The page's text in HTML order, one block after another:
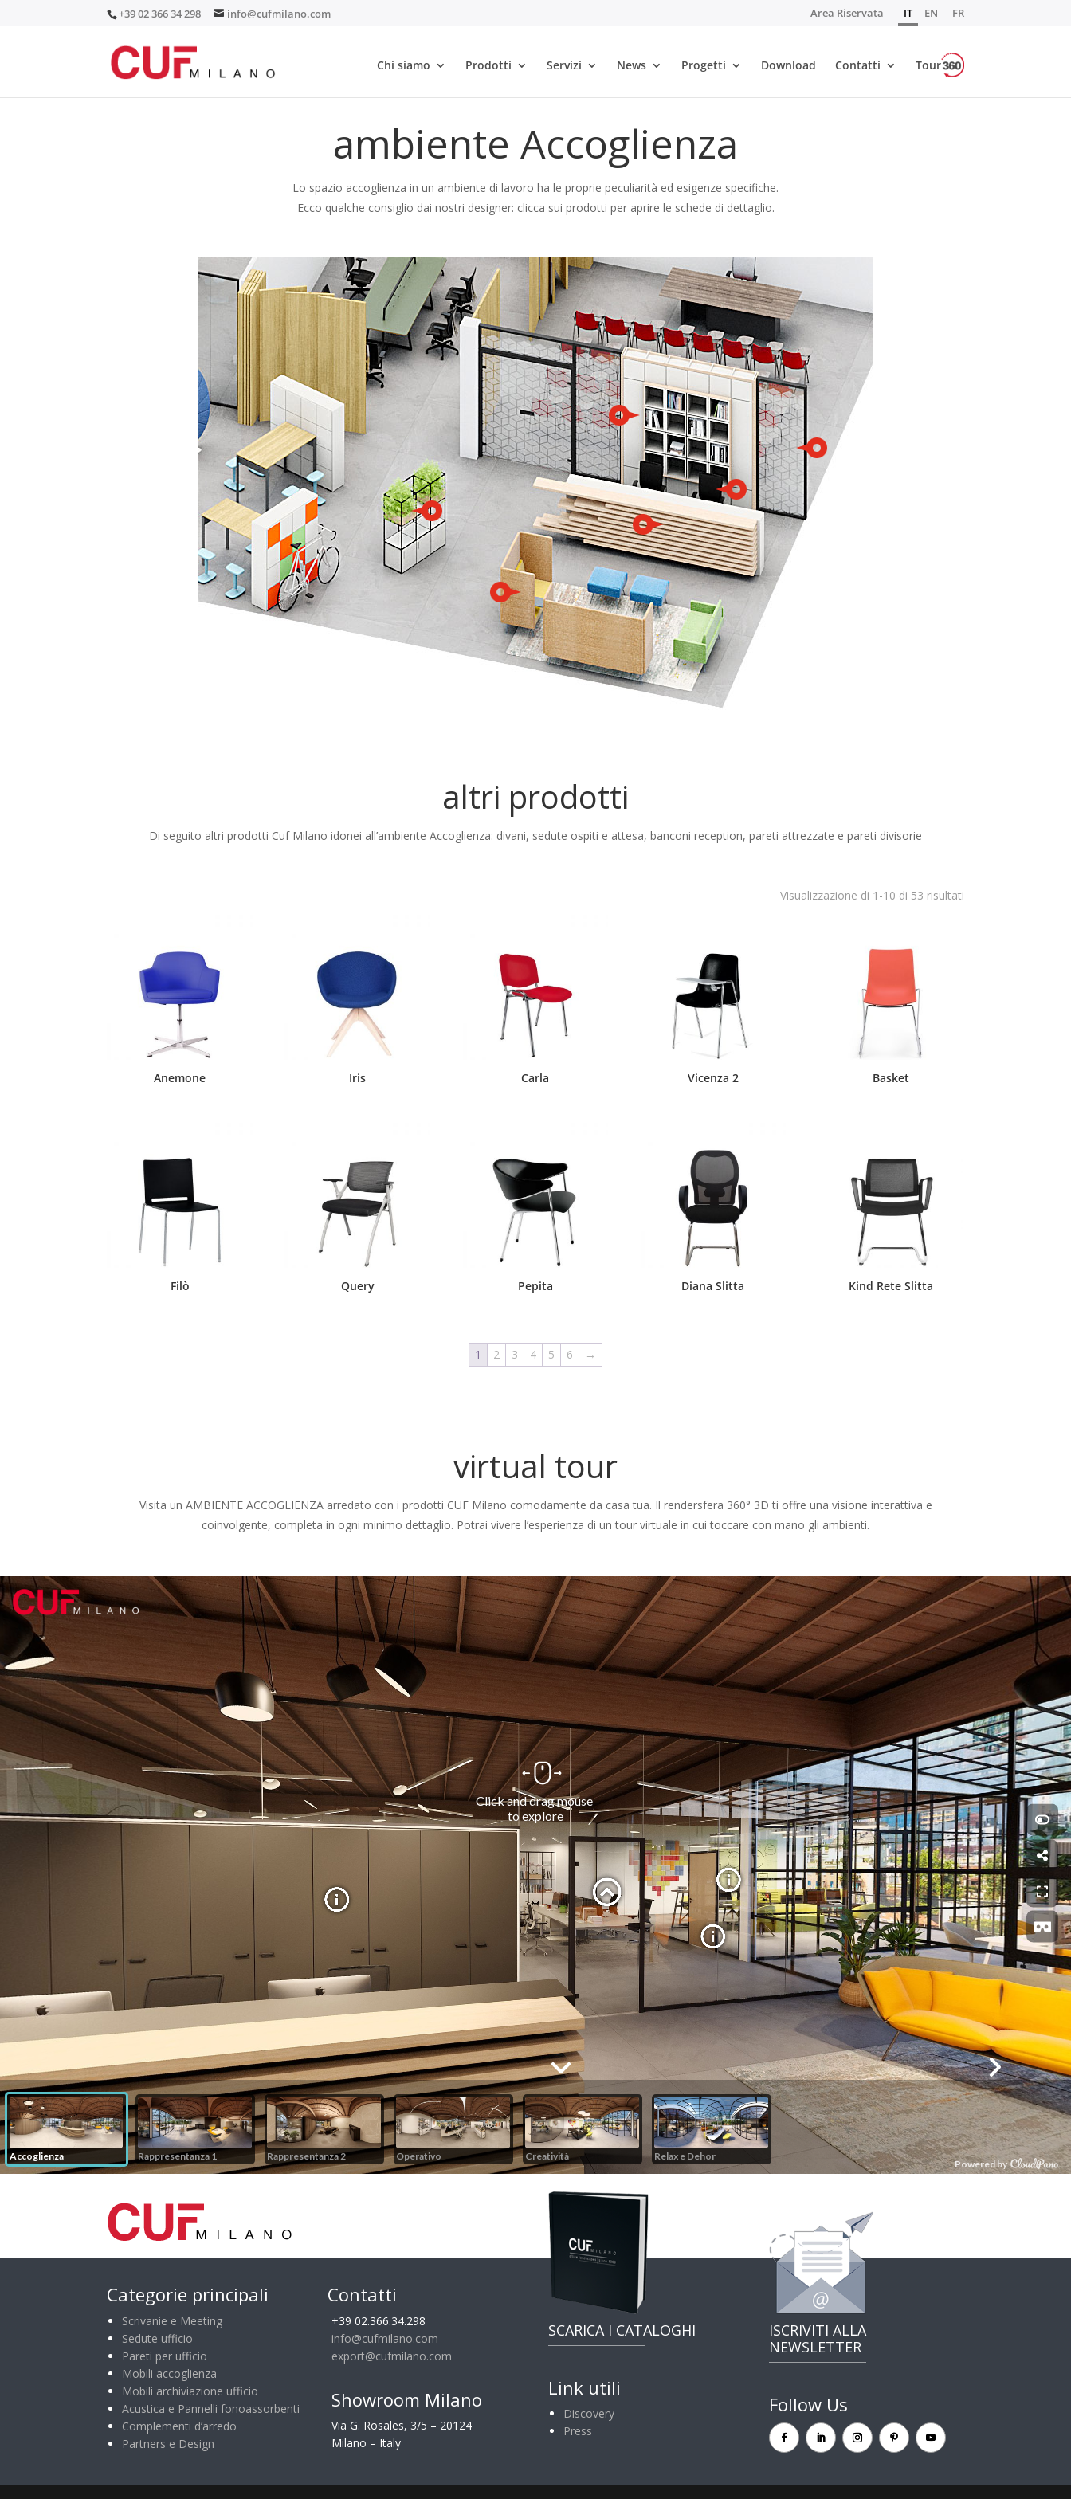
+39 02 366 34 298 info@cufmilano.com Area Riservata IT EN FR
Chi siamo Prodotti Servizi News Progetti Download Contatti Tour
ambiente Accoglienza
Lo spazio accoglienza in un ambiente di lavoro ha le proprie peculiarità ed esigenze specifiche.
Ecco qualche consiglio dai nostri designer: clicca sui prodotti per aprire le schede di dettaglio.
altri prodotti
Di seguito altri prodotti Cuf Milano idonei all’ambiente Accoglienza: divani, sedute ospiti e attesa, banconi reception, pareti attrezzate e pareti divisorie
Visualizzazione di 1-10 di 53 risultati
Anemone Iris Carla Vicenza 2 Basket
Filò Query Pepita Diana Slitta Kind Rete Slitta
1 2 3 4 5 6 →
virtual tour
Visita un AMBIENTE ACCOGLIENZA arredato con i prodotti CUF Milano comodamente da casa tua. Il rendersfera 360° 3D ti offre una visione interattiva e
coinvolgente, completa in ogni minimo dettaglio. Potrai vivere l’esperienza di un tour virtuale in cui toccare con mano gli ambienti.
Categorie principali
Scrivanie e Meeting
Sedute ufficio
Pareti per ufficio
Mobili accoglienza
Mobili archiviazione ufficio
Acustica e Pannelli fonoassorbenti
Complementi d’arredo
Partners e Design
Contatti
+39 02.366.34.298
info@cufmilano.com
export@cufmilano.com
Showroom Milano
Via G. Rosales, 3/5 – 20124
Milano – Italy
SCARICA I CATALOGHI
Link utili
Discovery
Press
ISCRIVITI ALLA
NEWSLETTER
Follow Us